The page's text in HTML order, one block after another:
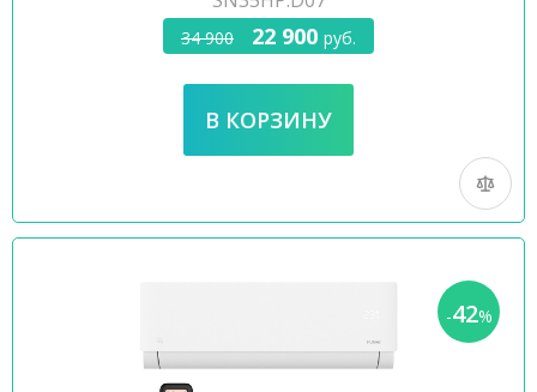
34 900 22 900 руб.
-42%